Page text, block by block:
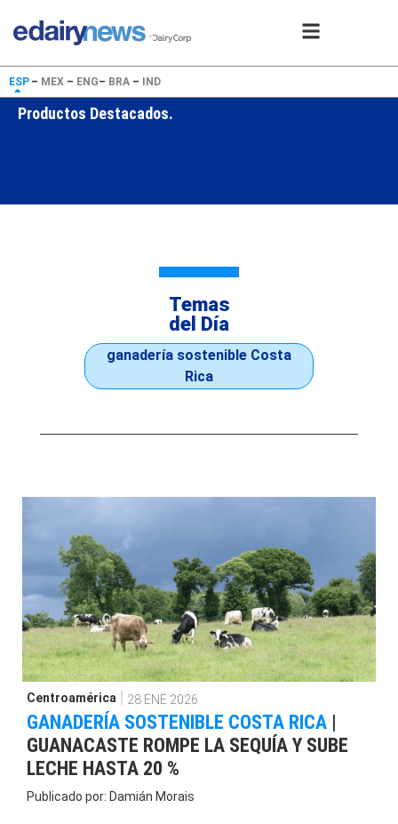
ESP– MEX – ENG– BRA – IND
Productos Destacados.
Temas
del Día
ganadería sostenible Costa
Rica
Centroamérica 28 ENE 2026
GANADERÍA SOSTENIBLE COSTA RICA
GUANACASTE ROMPE LA SEQUÍA Y SUBE
LECHE HASTA 20 %
Publicado por: Damián Morais